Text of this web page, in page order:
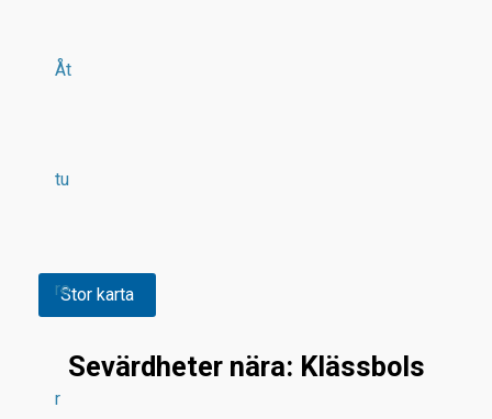
Åt
tu
re
r
Stor karta
Sevärdheter nära: Klässbols